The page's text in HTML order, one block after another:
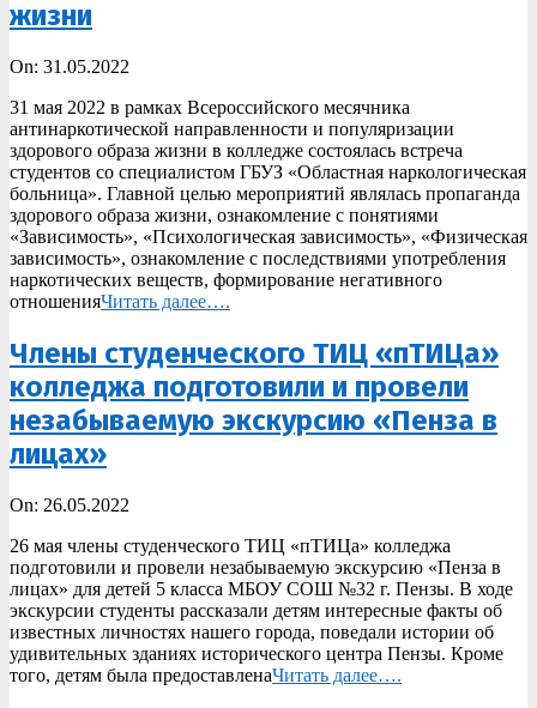
жизни
2022-
31
On: 31.05.2022
31 мая 2022 в рамках Всероссийского месячника
антинаркотической направленности и популяризации
здорового образа жизни в колледже состоялась встреча
студентов со специалистом ГБУЗ «Областная наркологическая
больница». Главной целью мероприятий являлась пропаганда
здорового образа жизни, ознакомление с понятиями
«Зависимость», «Психологическая зависимость», «Физическая
зависимость», ознакомление с последствиями употребления
наркотических веществ, формирование негативного
отношенияЧитать далее….
Члены студенческого ТИЦ «пТИЦа»
колледжа подготовили и провели
незабываемую экскурсию «Пенза в
лицах»
2022-
26
On: 26.05.2022
26 мая члены студенческого ТИЦ «пТИЦа» колледжа
подготовили и провели незабываемую экскурсию «Пенза в
лицах» для детей 5 класса МБОУ СОШ №32 г. Пензы. В ходе
экскурсии студенты рассказали детям интересные факты об
известных личностях нашего города, поведали истории об
удивительных зданиях исторического центра Пензы. Кроме
того, детям была предоставленаЧитать далее….